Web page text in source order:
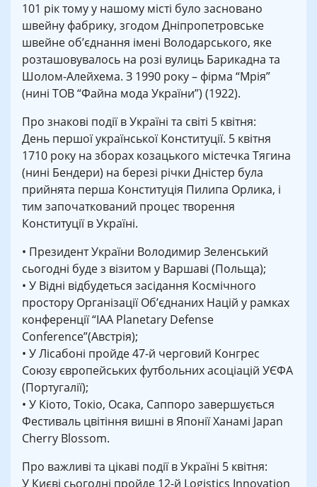
101 рік тому у нашому місті було засновано
швейну фабрику, згодом Дніпропетровське
швейне об’єднання імені Володарського, яке
розташовувалось на розі вулиць Барикадна та
Шолом-Алейхема. З 1990 року – фірма “Мрія”
(нині ТОВ “Файна мода України”) (1922).
Про знакові події в Україні та світі 5 квітня:
День першої української Конституції. 5 квітня
1710 року на зборах козацького містечка Тягина
(нині Бендери) на березі річки Дністер була
прийнята перша Конституція Пилипа Орлика, і
тим започаткований процес творення
Конституції в Україні.
• Президент України Володимир Зеленський
сьогодні буде з візитом у Варшаві (Польща);
• У Відні відбудеться засідання Космічного
простору Організації Об’єднаних Націй у рамках
конференції “IAA Planetary Defense
Conference”(Австрія);
• У Лісабоні пройде 47-й черговий Конгрес
Союзу європейських футбольних асоціацій УЄФА
(Португалії);
• У Кіото, Токіо, Осака, Саппоро завершується
Фестиваль цвітіння вишні в Японії Ханамі Japan
Cherry Blossom.
Про важливі та цікаві події в Україні 5 квітня:
У Києві сьогодні пройде 12-й Logistics Innovation